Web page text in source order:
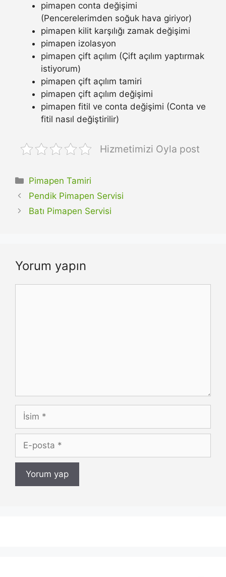
pimapen conta değişimi
(Pencerelerimden soğuk hava giriyor)
pimapen kilit karşılığı zamak değişimi
pimapen izolasyon
pimapen çift açılım (Çift açılım yaptırmak
istiyorum)
pimapen çift açılım tamiri
pimapen çift açılım değişimi
pimapen fitil ve conta değişimi (Conta ve
fitil nasıl değiştirilir)
Hizmetimizi Oyla post
Kategoriler
Pimapen Tamiri
Pendik Pimapen Servisi
Batı Pimapen Servisi
Yorum yapın
İsim
posta